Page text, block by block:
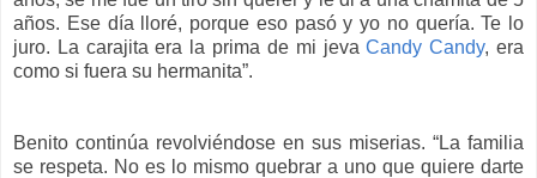
años. Ese día lloré, porque eso pasó y yo no quería. Te lo
juro. La carajita era la prima de mi jevaCandy Candy, era
como si fuera su hermanita”.
Benito continúa revolviéndose en sus miserias. “La familia
se respeta. No es lo mismo quebrar a uno que quiere darte